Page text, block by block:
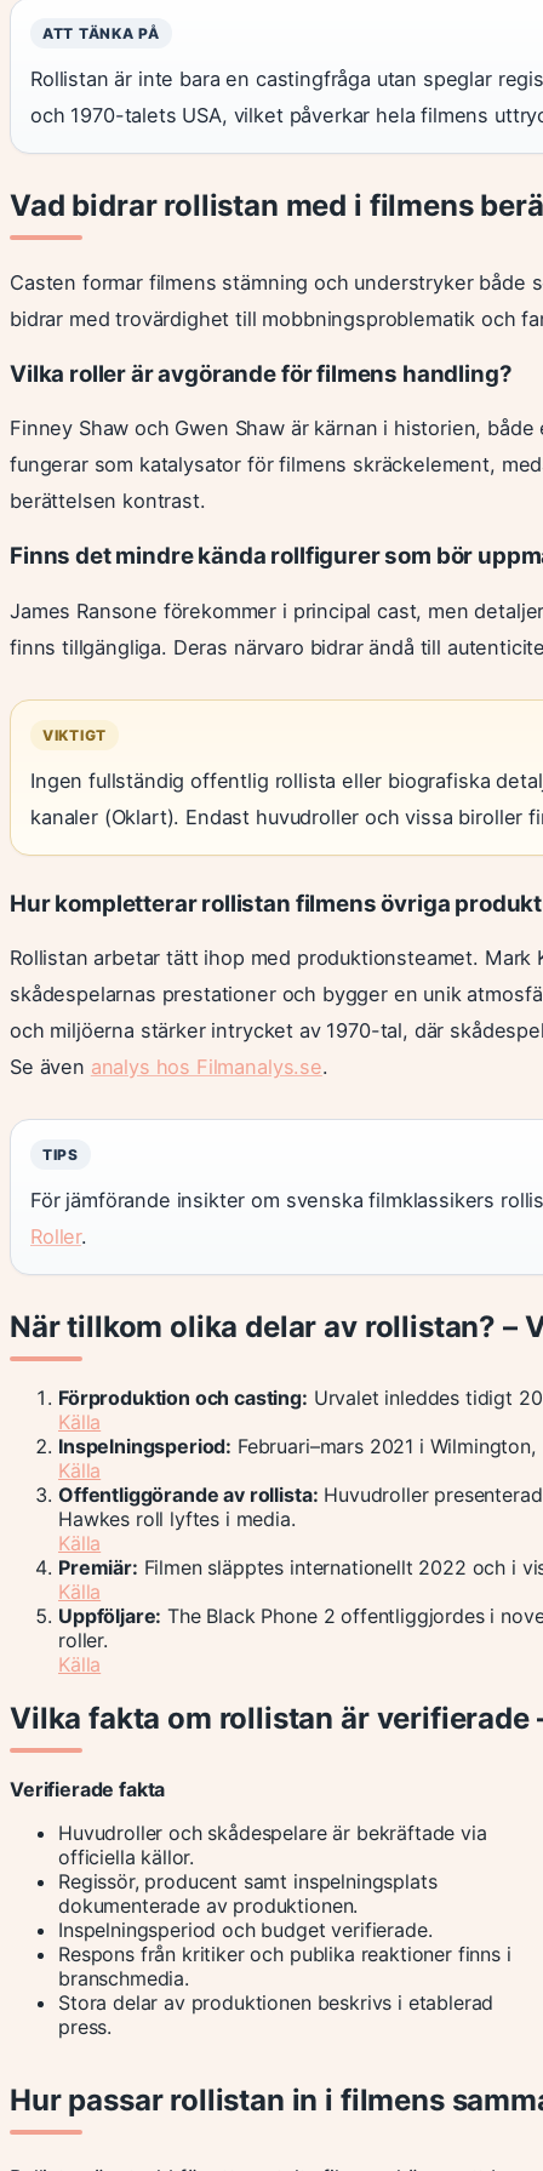
ATT TÄNKA PÅ
Rollistan är inte bara en castingfråga utan speglar
och 1970-talets USA, vilket påverkar hela filmens
Vad bidrar rollistan med i filmens
Casten formar filmens stämning och understryker både
bidrar med trovärdighet till mobbningsproblematik och
Vilka roller är avgörande för filmens handling?
Finney Shaw och Gwen Shaw är kärnan i historien,
fungerar som katalysator för filmens skräckelement,
berättelsen kontrast.
Finns det mindre kända rollfigurer som bör
James Ransone förekommer i principal cast, men
finns tillgängliga. Deras närvaro bidrar ändå till
VIKTIGT
Ingen fullständig offentlig rollista eller biografiska
kanaler (Oklart). Endast huvudroller och vissa biroller
Hur kompletterar rollistan filmens övriga
Rollistan arbetar tätt ihop med produktionsteamet.
skådespelarnas prestationer och bygger en unik
och miljöerna stärker intrycket av 1970-tal, där
Se även analys hos Filmanalys.se.
TIPS
För jämförande insikter om svenska filmklassikers
Roller.
När tillkom olika delar av rollistan? –
Förproduktion och casting: Urvalet inleddes tidigt
Källa
Inspelningsperiod: Februari–mars 2021 i
Källa
Offentliggörande av rollista: Huvudroller
Hawkes roll lyftes i media.
Källa
Premiär: Filmen släpptes internationellt 2022 och i
Källa
Uppföljare: The Black Phone 2 offentliggjordes i
roller.
Källa
Vilka fakta om rollistan är verifierade
Verifierade fakta
Huvudroller och skådespelare är bekräftade via
officiella källor.
Regissör, producent samt inspelningsplats
dokumenterade av produktionen.
Inspelningsperiod och budget verifierade.
Respons från kritiker och publika reaktioner finns i
branschmedia.
Stora delar av produktionen beskrivs i etablerad
press.
Hur passar rollistan in i filmens